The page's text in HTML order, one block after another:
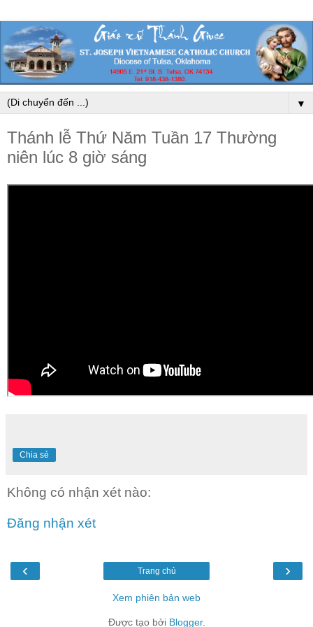
▼
Thánh lễ Thứ Năm Tuần 17 Thường
niên lúc 8 giờ sáng
Chia sẻ
Không có nhận xét nào:
Đăng nhận xét
‹ ›
Trang chủ
Xem phiên bản web
Được tạo bởi Blogger.